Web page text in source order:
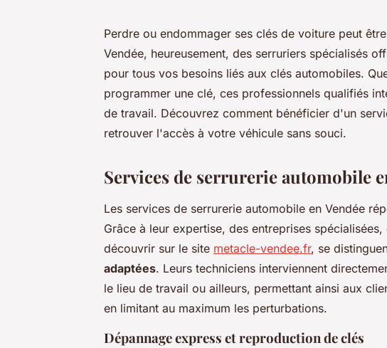
Perdre ou endommager ses clés de voiture peut
Vendée, heureusement, des serruriers spécialisés
pour tous vos besoins liés aux clés automobiles.
programmer une clé, ces professionnels qualifiés
de travail. Découvrez comment bénéficier d'un
retrouver l'accès à votre véhicule sans souci.
Services de serrurerie automobile
Les services de serrurerie automobile en Vendée
Grâce à leur expertise, des entreprises
découvrir sur le site metacle-vendee.fr, se
adaptées. Leurs techniciens interviennent
le lieu de travail ou ailleurs, permettant ainsi aux
en limitant au maximum les perturbations.
Dépannage express et reproduction de clés